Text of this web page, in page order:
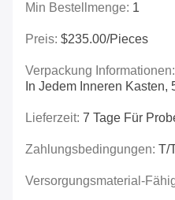
Min Bestellmenge: 1
Preis: $235.00/Pieces
Verpackung Informationen:
In Jedem Inneren Kasten,
Lieferzeit: 7 Tage Für
Zahlungsbedingungen: T/
Versorgungsmaterial-